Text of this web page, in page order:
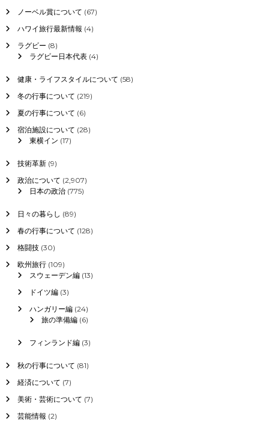
ノーベル賞について (67)
ハワイ旅行最新情報 (4)
ラグビー (8)
ラグビー日本代表(4)
健康・ライフスタイルについて (58)
冬の行事について (219)
夏の行事について (6)
宿泊施設について (28)
東横イン (17)
技術革新(9)
政治について (2,907)
日本の政治(775)
日々の暮らし (89)
春の行事について (128)
格闘技(30)
欧州旅行(109)
スウェーデン編(13)
ドイツ編(3)
ハンガリー編(24)
旅の準備編(6)
フィンランド編(3)
秋の行事について (81)
経済について (7)
美術・芸術について (7)
芸能情報 (2)